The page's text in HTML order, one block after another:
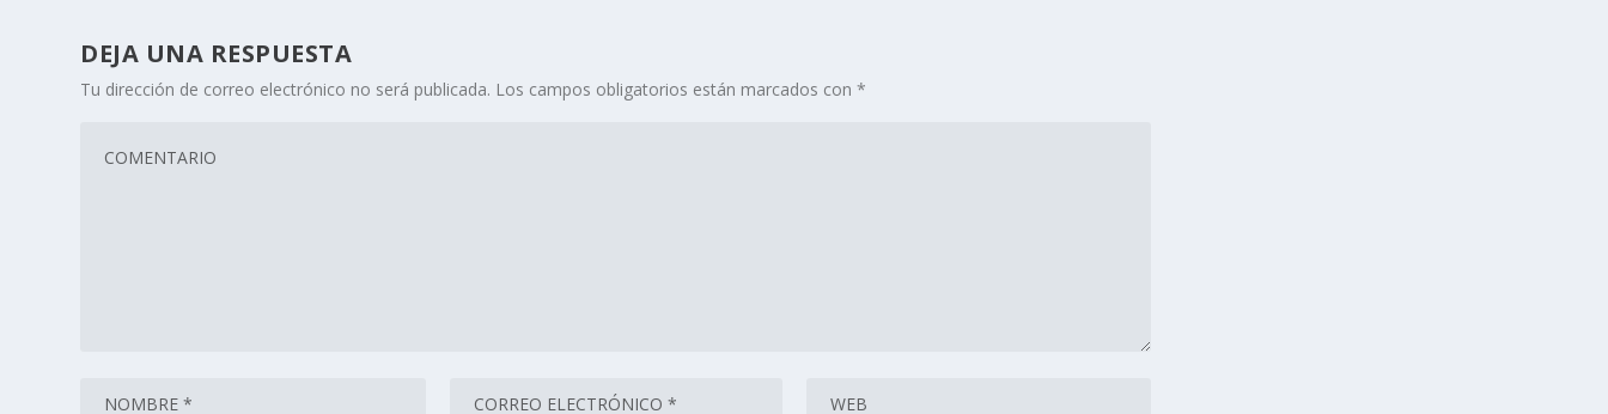
DEJA UNA RESPUESTA
Tu dirección de correo electrónico no será publicada. Los campos obligatorios están marcados con*